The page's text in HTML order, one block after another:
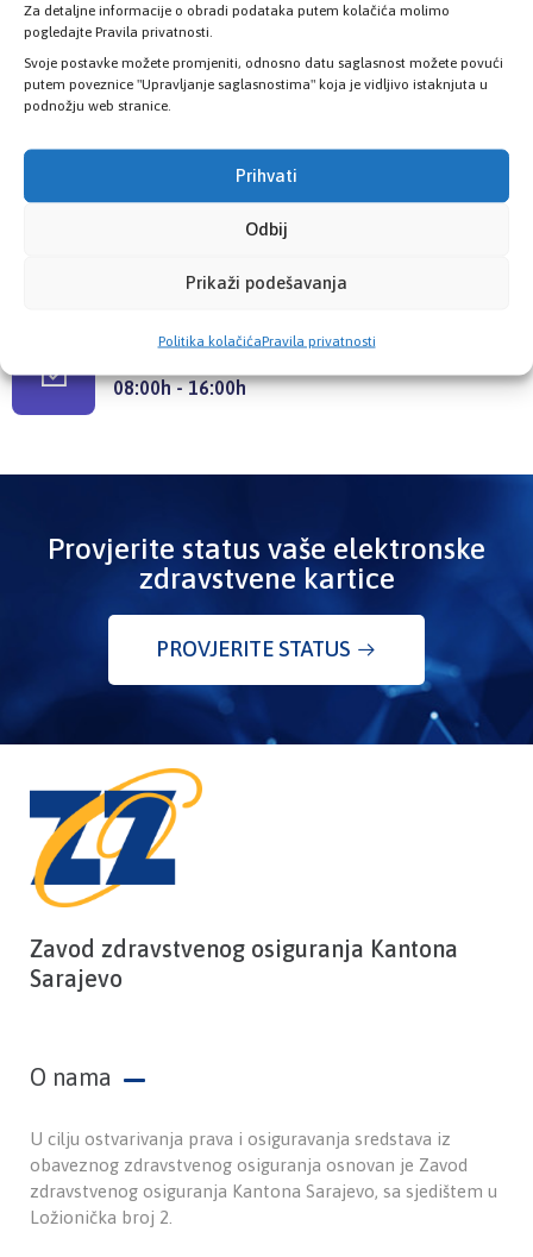
Za detaljne informacije o obradi podataka putem kolačića molimo
pogledajte Pravila privatnosti.
Svoje postavke možete promjeniti, odnosno datu saglasnost možete povući
putem poveznice "Upravljanje saglasnostima" koja je vidljivo istaknjuta u
podnožju web stranice.
Prihvati
Odbij
Prikaži podešavanja
Politika kolačićaPravila privatnosti
Pozovite nas
+387 33 725 200
+387 33 725 257
info@kzzosa.ba
Ložionička br.2, 71 000 Sarajevo
08:00h - 16:00h
Provjerite status vaše elektronske
zdravstvene kartice
PROVJERITE STATUS
Zavod zdravstvenog osiguranja Kantona
Sarajevo
O nama
U cilju ostvarivanja prava i osiguravanja sredstava iz
obaveznog zdravstvenog osiguranja osnovan je Zavod
zdravstvenog osiguranja Kantona Sarajevo, sa sjedištem u
Ložionička broj 2.